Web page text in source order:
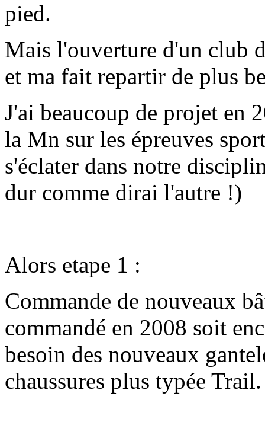
pied.
Mais l'ouverture d'un club
et ma fait repartir de plus
J'ai beaucoup de projet en
la Mn sur les épreuves
s'éclater dans notre
dur comme dirai l'autre !)
Alors etape 1 :
Commande de nouveaux
commandé en 2008 soit
besoin des nouveaux
chaussures plus typée Trail.